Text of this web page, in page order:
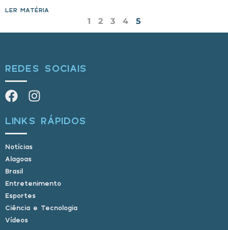
LER MATÉRIA »
1 2 3 4 5
REDES SOCIAIS
LINKS RÁPIDOS
Notícias
Alagoas
Brasil
Entretenimento
Esportes
Ciência e Tecnologia
Vídeos